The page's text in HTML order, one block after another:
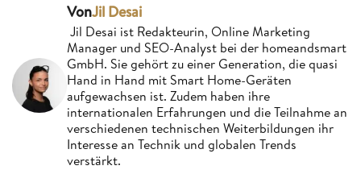
VonJil Desai
Jil Desai ist Redakteurin, Online Marketing
Manager und SEO-Analyst bei der homeandsmart
GmbH. Sie gehört zu einer Generation, die quasi
Hand in Hand mit Smart Home-Geräten
aufgewachsen ist. Zudem haben ihre
internationalen Erfahrungen und die Teilnahme an
verschiedenen technischen Weiterbildungen ihr
Interesse an Technik und globalen Trends
verstärkt.